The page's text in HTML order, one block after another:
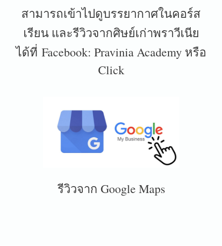
สามารถเข้าไปดูบรรยากาศในคอร์ส
เรียน และรีวิวจากศิษย์เก่าพราวีเนีย
ได้ที่ Facebook: Pravinia Academy หรือ
Click
รีวิวจาก Google Maps